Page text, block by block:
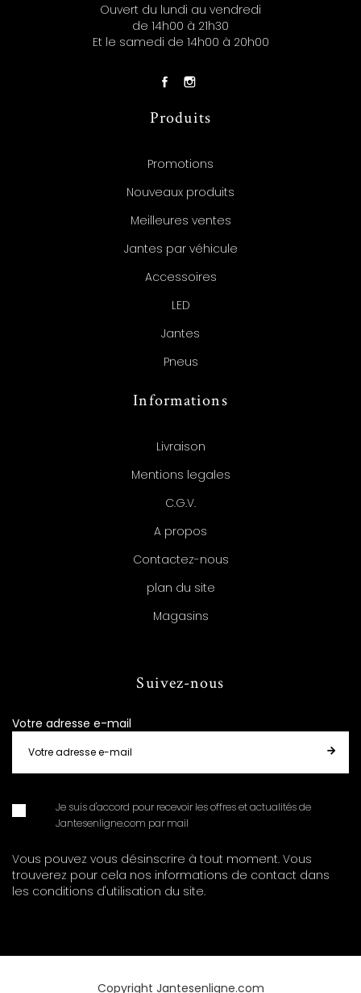
Ouvert du lundi au vendredi
de 14h00 à 21h30
Et le samedi de 14h00 à 20h00
Produits
Promotions
Nouveaux produits
Meilleures ventes
Jantes par véhicule
Accessoires
LED
Jantes
Pneus
Informations
Livraison
Mentions legales
C.G.V.
A propos
Contactez-nous
plan du site
Magasins
Suivez-nous
Votre adresse e-mail
Je suis d'accord pour recevoir les offres et actualités de
Jantesenligne.com par mail
Vous pouvez vous désinscrire à tout moment. Vous
trouverez pour cela nos informations de contact dans
les conditions d'utilisation du site.
Copyright Jantesenligne.com